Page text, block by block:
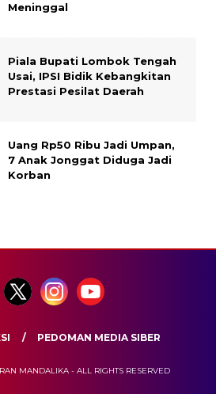
Meninggal
Piala Bupati Lombok Tengah
Usai, IPSI Bidik Kebangkitan
Prestasi Pesilat Daerah
Uang Rp50 Ribu Jadi Umpan,
7 Anak Jonggat Diduga Jadi
Korban
PEDOMAN MEDIA SIBER
MANDALIKA - ALL RIGHTS RESERVED